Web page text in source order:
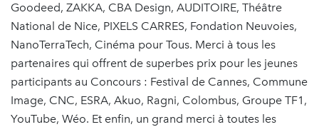
Goodeed, ZAKKA, CBA Design, AUDITOIRE, Théâtre
National de Nice, PIXELS CARRES, Fondation Neuvoies,
NanoTerraTech, Cinéma pour Tous. Merci à tous les
partenaires qui offrent de superbes prix pour les jeunes
participants au Concours : Festival de Cannes, Commune
Image, CNC, ESRA, Akuo, Ragni, Colombus, Groupe TF1,
YouTube, Wéo. Et enfin, un grand merci à toutes les